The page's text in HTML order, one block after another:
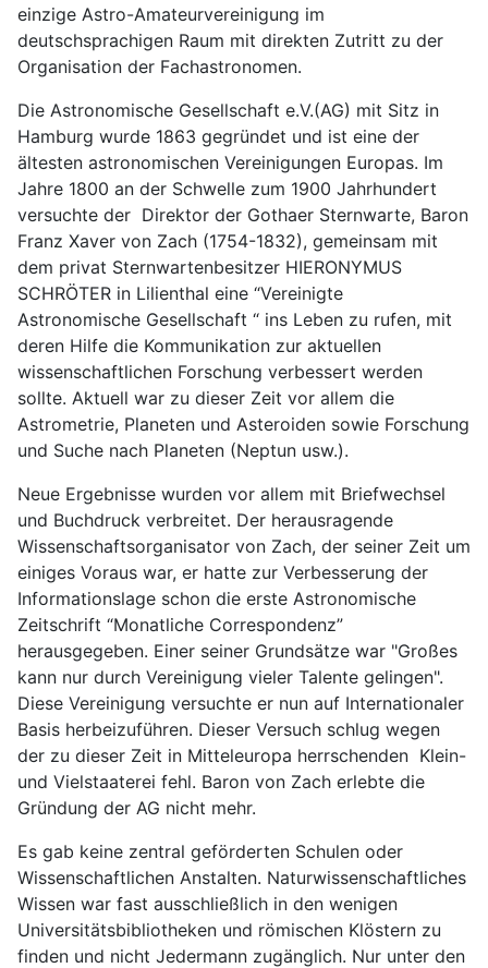
einzige Astro-Amateurvereinigung im
deutschsprachigen Raum mit direkten Zutritt zu der
Organisation der Fachastronomen.
Die Astronomische Gesellschaft e.V.(AG) mit Sitz in
Hamburg wurde 1863 gegründet und ist eine der
ältesten astronomischen Vereinigungen Europas. Im
Jahre 1800 an der Schwelle zum 1900 Jahrhundert
versuchte der Direktor der Gothaer Sternwarte, Baron
Franz Xaver von Zach (1754-1832), gemeinsam mit
dem privat Sternwartenbesitzer HIERONYMUS
SCHRÖTER in Lilienthal eine “Vereinigte
Astronomische Gesellschaft “ ins Leben zu rufen, mit
deren Hilfe die Kommunikation zur aktuellen
wissenschaftlichen Forschung verbessert werden
sollte. Aktuell war zu dieser Zeit vor allem die
Astrometrie, Planeten und Asteroiden sowie Forschung
und Suche nach Planeten (Neptun usw.).
Neue Ergebnisse wurden vor allem mit Briefwechsel
und Buchdruck verbreitet. Der herausragende
Wissenschaftsorganisator von Zach, der seiner Zeit um
einiges Voraus war, er hatte zur Verbesserung der
Informationslage schon die erste Astronomische
Zeitschrift “Monatliche Correspondenz”
herausgegeben. Einer seiner Grundsätze war "Großes
kann nur durch Vereinigung vieler Talente gelingen".
Diese Vereinigung versuchte er nun auf Internationaler
Basis herbeizuführen. Dieser Versuch schlug wegen
der zu dieser Zeit in Mitteleuropa herrschenden Klein-
und Vielstaaterei fehl. Baron von Zach erlebte die
Gründung der AG nicht mehr.
Es gab keine zentral geförderten Schulen oder
Wissenschaftlichen Anstalten. Naturwissenschaftliches
Wissen war fast ausschließlich in den wenigen
Universitätsbibliotheken und römischen Klöstern zu
finden und nicht Jedermann zugänglich. Nur unter den